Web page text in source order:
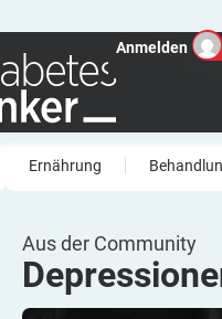
Anmelden
Ernährung
Aus der Community